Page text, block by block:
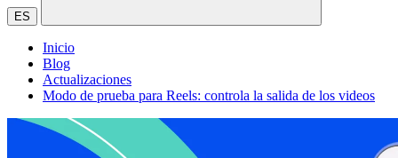
ES
Inicio
Blog
Actualizaciones
Modo de prueba para Reels: controla la salida de los videos